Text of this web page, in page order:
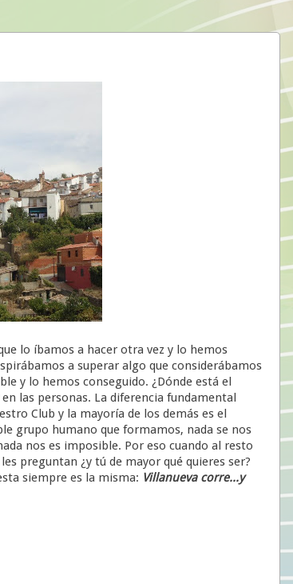
lo íbamos a hacer otra vez y lo hemos
a superar algo que considerábamos
y lo hemos conseguido. ¿Dónde está el
las personas. La diferencia fundamental
Club y la mayoría de los demás es el
grupo humano que formamos, nada se nos
nos es imposible. Por eso cuando al resto
les preguntan ¿y tú de mayor qué quieres ser?
siempre es la misma: Villanueva corre...y